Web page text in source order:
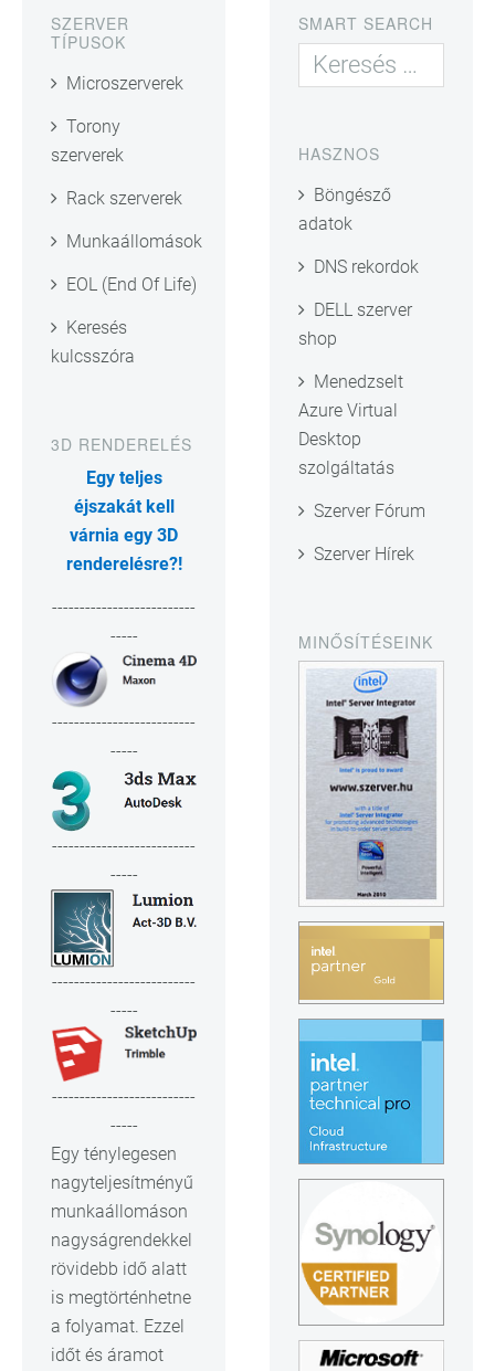
SZERVER
TÍPUSOK
Microszerverek
Torony
szerverek
Rack szerverek
Munkaállomások
EOL (End Of Life)
Keresés
kulcsszóra
3D RENDERELÉS
Egy teljes
éjszakát kell
várnia egy 3D
renderelésre?!
--------------------------
-----
--------------------------
-----
--------------------------
-----
--------------------------
-----
--------------------------
-----
Egy ténylegesen
nagyteljesítményű
munkaállomáson
nagyságrendekkel
rövidebb idő alatt
is megtörténhetne
a folyamat. Ezzel
időt és áramot
SMART SEARCH
HASZNOS
Böngésző
adatok
DNS rekordok
DELL szerver
shop
Menedzselt
Azure Virtual
Desktop
szolgáltatás
Szerver Fórum
Szerver Hírek
MINŐSÍTÉSEINK